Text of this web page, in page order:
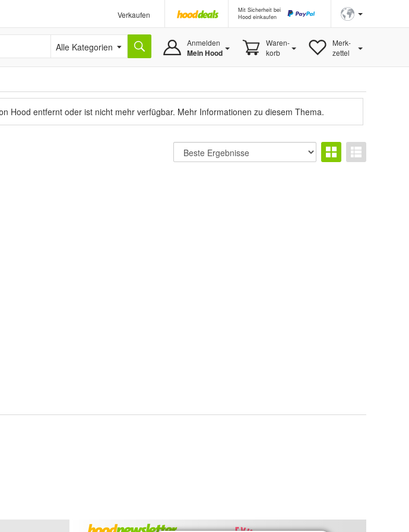
Verkaufen
Mit Sicherheit bei
Hood einkaufen
Alle Kategorien Anmelden
Mein Hood
Waren-
korb
Merk-
zettel
Hood entfernt oder ist nicht mehr verfügbar. Mehr Informationen zu diesem Thema.